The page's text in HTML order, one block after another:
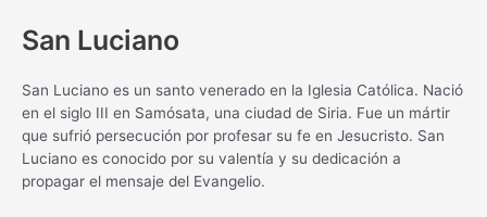
San Luciano
San Luciano es un santo venerado en la Iglesia Católica. Nació
en el siglo III en Samósata, una ciudad de Siria. Fue un mártir
que sufrió persecución por profesar su fe en Jesucristo. San
Luciano es conocido por su valentía y su dedicación a
propagar el mensaje del Evangelio.